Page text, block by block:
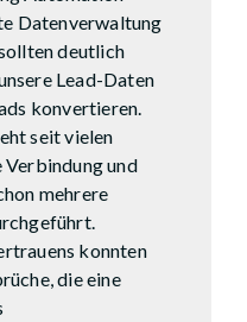
Datenverwaltung
deutlich
Lead-Daten
konvertieren.
seit vielen
und
mehrere
konnten
die eine